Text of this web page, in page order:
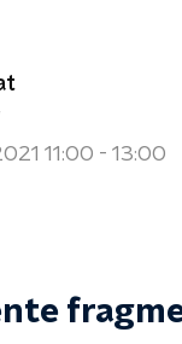
11:00 - 13:00